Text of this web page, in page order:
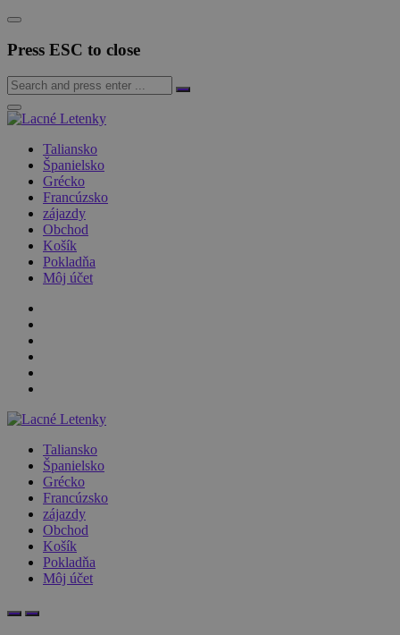
Press ESC to close
Taliansko
Španielsko
Grécko
Francúzsko
zájazdy
Obchod
Košík
Pokladňa
Môj účet
Taliansko
Španielsko
Grécko
Francúzsko
zájazdy
Obchod
Košík
Pokladňa
Môj účet